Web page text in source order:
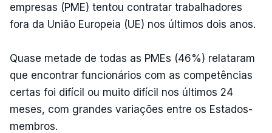
empresas (PME) tentou contratar trabalhadores
fora da União Europeia (UE) nos últimos dois anos.
Quase metade de todas as PMEs (46%) relataram
que encontrar funcionários com as competências
certas foi difícil ou muito difícil nos últimos 24
meses, com grandes variações entre os Estados-
membros.